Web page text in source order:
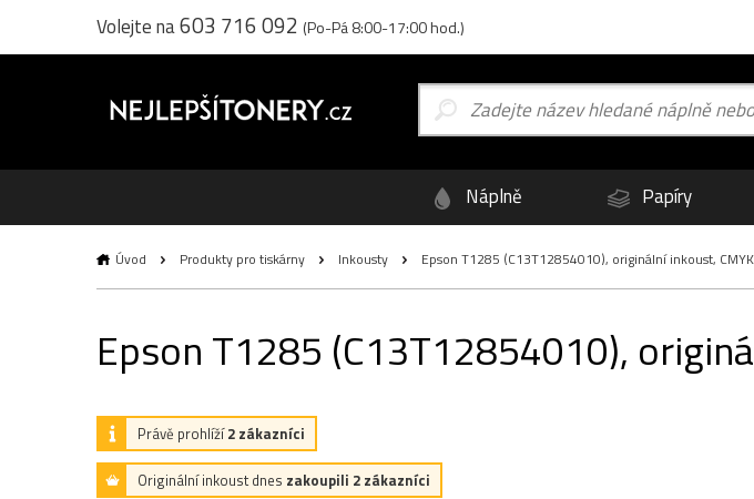
Volejte na603 716 092 (Po-Pá 8:00-17:00 hod.)
Náplně Papíry
Úvod Produkty pro tiskárny Inkousty Epson T1285 (C13T12854010), originální inkoust,
Epson T1285 (C13T12854010),
Právě prohlíží2 zákazníci
Originální inkoust dnes zakoupili 2 zákazníci